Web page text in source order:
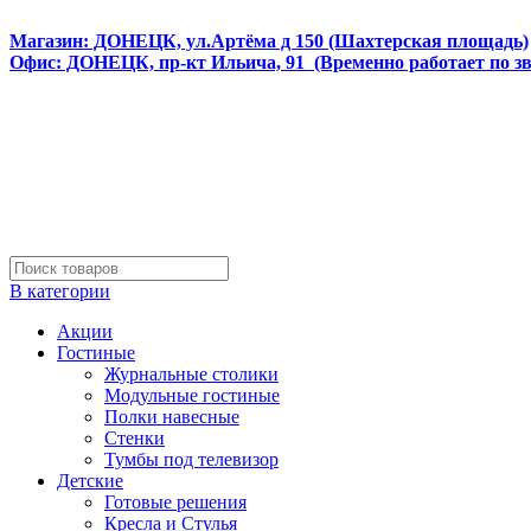
Магазин: ДОНЕЦК, ул.Артёма д 150 (Шахтерская площадь)
Офис: ДОНЕЦК, пр-кт Ильича, 91 (Временно работает по
В категории
Акции
Гостиные
Журнальные столики
Модульные гостиные
Полки навесные
Стенки
Тумбы под телевизор
Детские
Готовые решения
Кресла и Стулья